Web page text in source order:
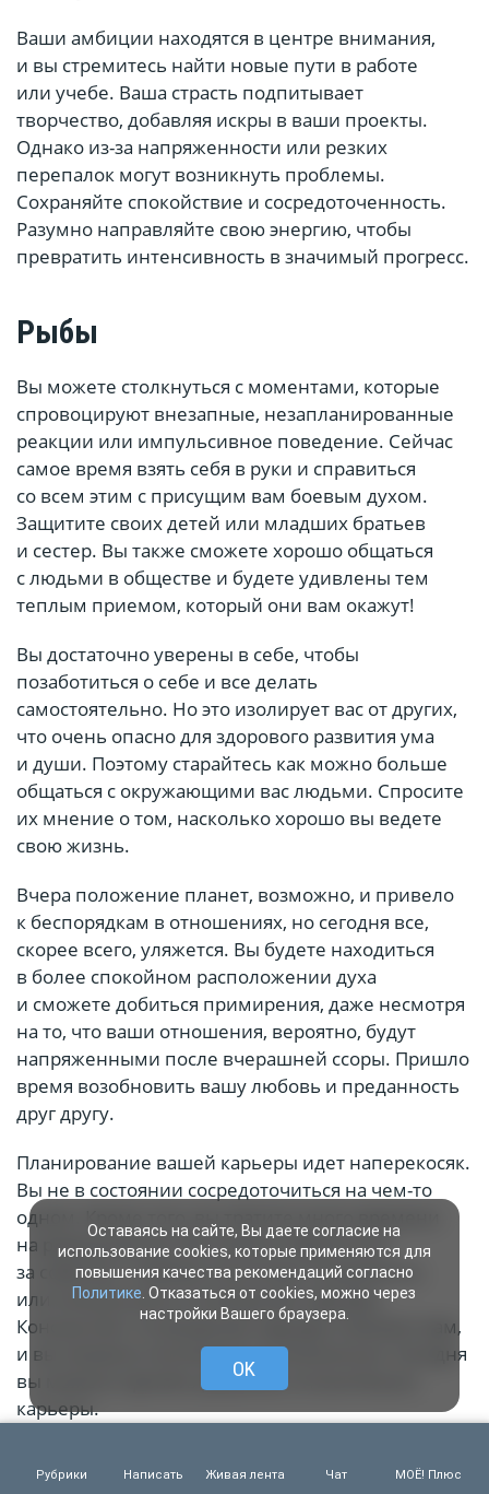
Ваши амбиции находятся в центре внимания,
и вы стремитесь найти новые пути в работе
или учебе. Ваша страсть подпитывает
творчество, добавляя искры в ваши проекты.
Однако из-за напряженности или резких
перепалок могут возникнуть проблемы.
Сохраняйте спокойствие и сосредоточенность.
Разумно направляйте свою энергию, чтобы
превратить интенсивность в значимый прогресс.
Рыбы
Вы можете столкнуться с моментами, которые
спровоцируют внезапные, незапланированные
реакции или импульсивное поведение. Сейчас
самое время взять себя в руки и справиться
со всем этим с присущим вам боевым духом.
Защитите своих детей или младших братьев
и сестер. Вы также сможете хорошо общаться
с людьми в обществе и будете удивлены тем
теплым приемом, который они вам окажут!
Вы достаточно уверены в себе, чтобы
позаботиться о себе и все делать
самостоятельно. Но это изолирует вас от других,
что очень опасно для здорового развития ума
и души. Поэтому старайтесь как можно больше
общаться с окружающими вас людьми. Спросите
их мнение о том, насколько хорошо вы ведете
свою жизнь.
Вчера положение планет, возможно, и привело
к беспорядкам в отношениях, но сегодня все,
скорее всего, уляжется. Вы будете находиться
в более спокойном расположении духа
и сможете добиться примирения, даже несмотря
на то, что ваши отношения, вероятно, будут
напряженными после вчерашней ссоры. Пришло
время возобновить вашу любовь и преданность
друг другу.
Планирование вашей карьеры идет наперекосяк.
Вы не в состоянии сосредоточиться на чем-то
одном. Кроме того, вы тратите много времени
на размышления. Вы можете обратиться
за советом к любому опытному специалисту
или консультанту по вопросам карьеры.
Консультант по вопросам карьеры поможет вам,
и вы сможете постепенно остепениться. Сегодня
вы можете принять решение относительно
карьеры.
Рубрики Написать Живая лента Чат МОЁ! Плюс
Оставаясь на сайте, Вы даете согласие на
использование cookies, которые применяются для
повышения качества рекомендаций согласно
Политике . Отказаться от cookies, можно через
настройки Вашего браузера.
OK